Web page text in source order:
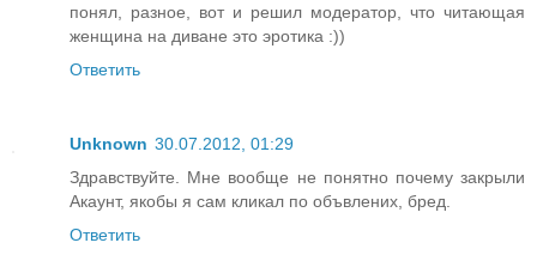
понял, разное, вот и решил модератор, что читающая
женщина на диване это эротика :))
Ответить
Unknown 30.07.2012, 01:29
Здравствуйте. Мне вообще не понятно почему закрыли
Акаунт, якобы я сам кликал по объвлених, бред.
Ответить